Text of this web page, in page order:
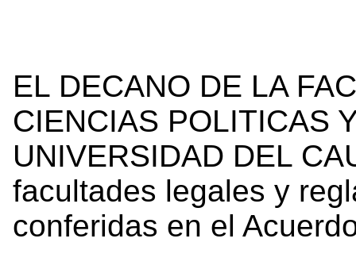
EL DECANO DE LA
CIENCIAS POLITICAS
UNIVERSIDAD DEL
facultades legales y
conferidas en el